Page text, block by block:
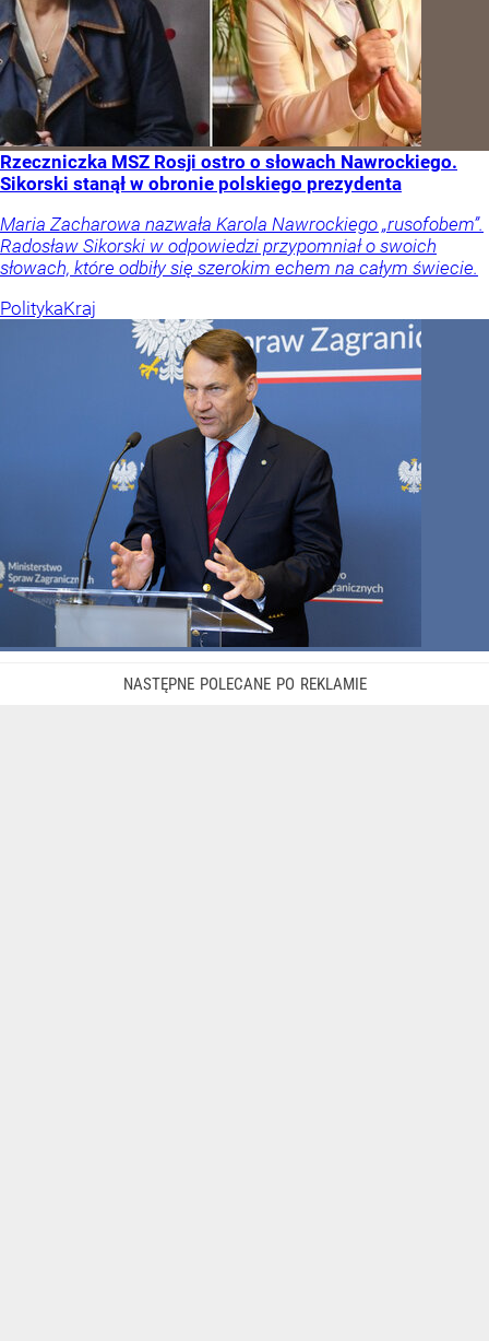
Rzeczniczka MSZ Rosji ostro o słowach Nawrockiego.
Sikorski stanął w obronie polskiego prezydenta
Maria Zacharowa nazwała Karola Nawrockiego „rusofobem”.
Radosław Sikorski w odpowiedzi przypomniał o swoich
słowach, które odbiły się szerokim echem na całym świecie.
PolitykaKraj